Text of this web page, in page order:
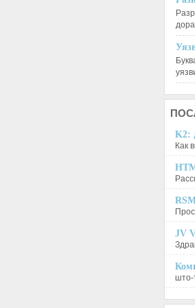
K2:
Как
JV
што-